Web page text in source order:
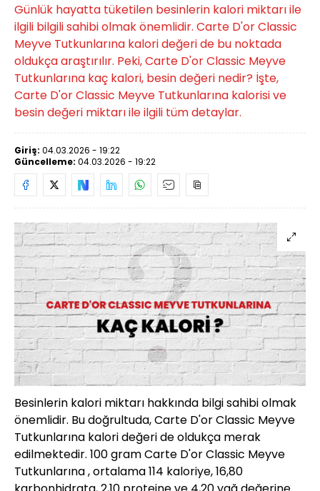
Günlük hayatta tüketilen besinlerin kalori miktarı ile
ilgili bilgili sahibi olmak önemlidir. Carte D'or Classic
Meyve Tutkunlarına kalori değeri de bu noktada
oldukça araştırılır. Peki, Carte D'or Classic Meyve
Tutkunlarına kaç kalori, besin değeri nedir? İşte,
Carte D'or Classic Meyve Tutkunlarına kalorisi ve
besin değeri miktarı ile ilgili tüm detaylar.
Giriş: 04.03.2026 - 19:22
Güncelleme: 04.03.2026 - 19:22
Besinlerin kalori miktarı hakkında bilgi sahibi olmak
önemlidir. Bu doğrultuda, Carte D'or Classic Meyve
Tutkunlarına kalori değeri de oldukça merak
edilmektedir. 100 gram Carte D'or Classic Meyve
Tutkunlarına , ortalama 114 kaloriye, 16,80